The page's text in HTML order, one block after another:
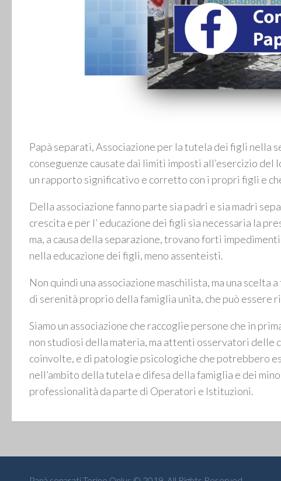
Papà separati, Associazione per la tutela dei figli nella
conseguenze causate dai limiti imposti all’esercizio
un rapporto significativo e corretto con i propri figli e
Della associazione fanno parte sia padri e sia madri
crescita e per l’ educazione dei figli sia necessaria la
ma, a causa della separazione, trovano forti
nella educazione dei figli, meno assenteisti.
Non quindi una associazione maschilista, ma una
di serenità proprio della famiglia unita, che può essere
Siamo un associazione che raccoglie persone che in
non studiosi della materia, ma attenti osservatori
coinvolte, e di patologie psicologiche che potrebbero
nell’ambito della tutela e difesa della famiglia e dei
professionalità da parte di Operatori e Istituzioni.